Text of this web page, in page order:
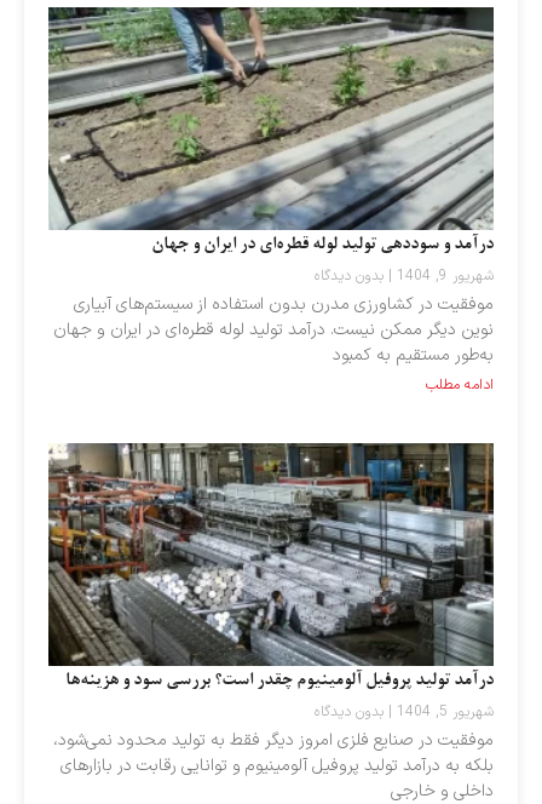
درآمد و سوددهی تولید لوله قطره‌ای در ایران و جهان
شهریور 9, 1404 بدون دیدگاه
موفقیت در کشاورزی مدرن بدون استفاده از سیستم‌های آبیاری
نوین دیگر ممکن نیست. درآمد تولید لوله قطره‌ای در ایران و جهان
به‌طور مستقیم به کمبود
ادامه مطلب
درآمد تولید پروفیل آلومینیوم چقدر است؟ بررسی سود و هزینه‌ها
شهریور 5, 1404 بدون دیدگاه
موفقیت در صنایع فلزی امروز دیگر فقط به تولید محدود نمی‌شود،
بلکه به درآمد تولید پروفیل آلومینیوم و توانایی رقابت در بازارهای
داخلی و خارجی